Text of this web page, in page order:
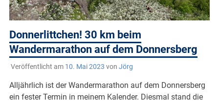
Donnerlittchen! 30 km beim
Wandermarathon auf dem Donnersberg
Veröffentlicht am 10. Mai 2023 von Jörg
Alljährlich ist der Wandermarathon auf dem Donnersberg
ein fester Termin in meinem Kalender. Diesmal stand die